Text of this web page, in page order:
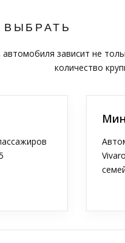
зависит не
количество